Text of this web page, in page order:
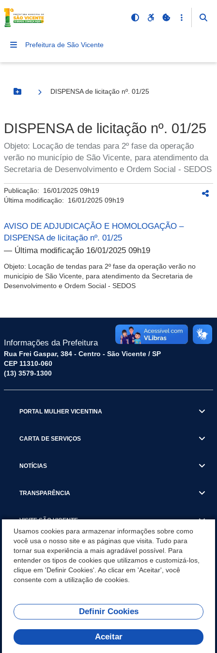
Prefeitura de São Vicente
Botão Menu
DISPENSA de licitação nº. 01/25
DISPENSA de licitação nº. 01/25
Objeto: Locação de tendas para 2º fase da operação
verão no município de São Vicente, para atendimento da
Secretaria de Desenvolvimento e Ordem Social - SEDOS
Publicação: 16/01/2025 09h19
Última modificação: 16/01/2025 09h19
AVISO DE ADJUDICAÇÃO E HOMOLOGAÇÃO –
DISPENSA de licitação nº. 01/25
— Última modificação 16/01/2025 09h19
Objeto: Locação de tendas para 2º fase da operação verão no
município de São Vicente, para atendimento da Secretaria de
Desenvolvimento e Ordem Social - SEDOS
Informações da Prefeitura
Rua Frei Gaspar, 384 - Centro - São Vicente / SP
CEP 11310-060
(13) 3579-1300
PORTAL MULHER VICENTINA
CARTA DE SERVIÇOS
NOTÍCIAS
TRANSPARÊNCIA
VISITE SÃO VICENTE
SÃO VICENTE REFORÇA REDE DE PROTEÇÃO ÀS MULHERES
DURANTE O AGOSTO LILÁS COM AÇÕES DE
CONSCIENTIZAÇÃO E ACOLHIMENTO
REDES SOCIAIS
Usamos cookies para armazenar informações sobre como
você usa o nosso site e as páginas que visita. Tudo para
tornar sua experiência a mais agradável possível. Para
entender os tipos de cookies que utilizamos e customizá-los,
clique em 'Definir Cookies'. Ao clicar em 'Aceitar', você
consente com a utilização de cookies.
Definir Cookies
Aceitar
Olá! Como
posso te ajudar?